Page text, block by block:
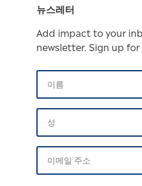
뉴스레터
Add impact to your
newsletter. Sign up for